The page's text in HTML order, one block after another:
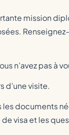
mission
n’avez pas à
d’une visite.
les documents
visa et les